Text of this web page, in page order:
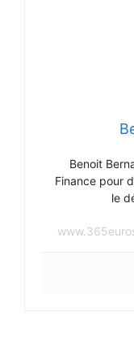
Benoit
Finance pour
le